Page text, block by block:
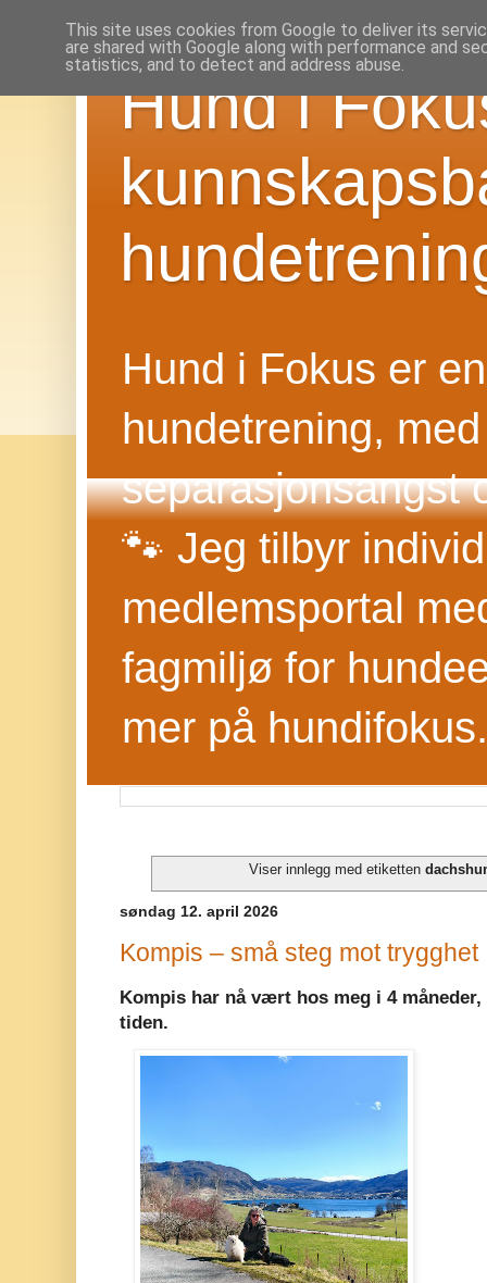
Hund i
Hund i Fokus er
hundetrening,
separasjonsangst
🐾 Jeg tilbyr
medlemsportal
fagmiljø for
mer på
Viser innlegg med etiketten
søndag 12. april 2026
Kompis – små steg mot trygghet
Kompis har nå vært hos meg i 4
tiden.
This site uses cookies from Google to deliver its
are shared with Google along with performance and
statistics, and to detect and address abuse.